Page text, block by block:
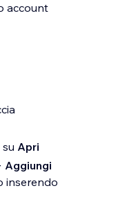
account
Apri
Aggiungi
inserendo